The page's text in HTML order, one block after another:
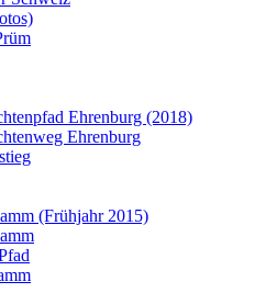
Ehrenburg (2018)
Ehrenburg
(Frühjahr 2015)